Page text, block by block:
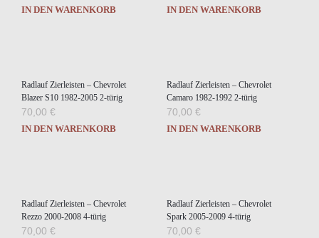
IN DEN WARENKORB IN DEN WARENKORB
Radlauf Zierleisten – Chevrolet
Blazer S10 1982-2005 2-türig
70,00 €
IN DEN WARENKORB
Radlauf Zierleisten – Chevrolet
Camaro 1982-1992 2-türig
70,00 €
IN DEN WARENKORB
Radlauf Zierleisten – Chevrolet
Rezzo 2000-2008 4-türig
70,00 €
Radlauf Zierleisten – Chevrolet
Spark 2005-2009 4-türig
70,00 €